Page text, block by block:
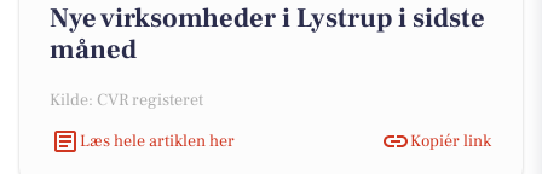
Nye virksomheder i Lystrup i sidste
måned
Kilde: CVR registeret
Læs hele artiklen her
Kopiér link